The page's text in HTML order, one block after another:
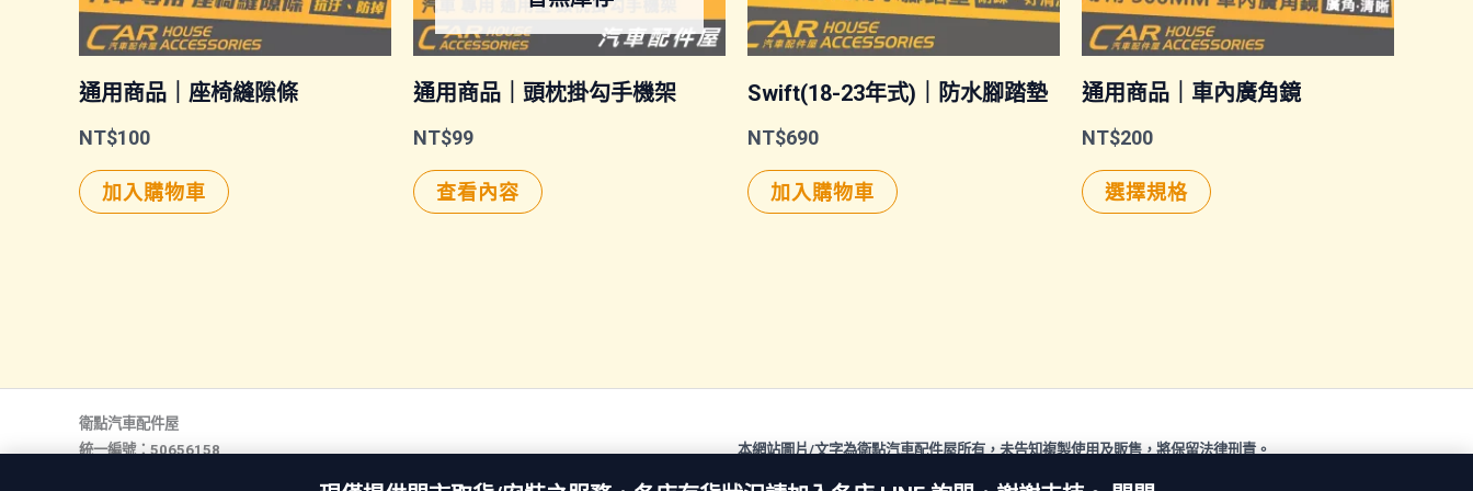
通用商品｜座椅縫隙條
NT$100
加入購物車
通用商品｜頭枕掛勾手機架
NT$99
查看內容
Swift(18-23年式)｜防水腳踏墊
NT$690
加入購物車
通用商品｜車內廣角鏡
NT$200
選擇規格
此
種
式。
衛點汽車配件屋
統一編號：50656158
本網站圖片/文字為衛點汽車配件屋所有，未告知複製使用及販售，將保留法律刑責。